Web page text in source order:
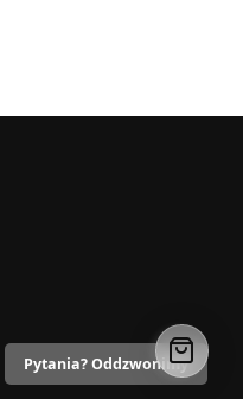
Pytania? Oddzwonimy